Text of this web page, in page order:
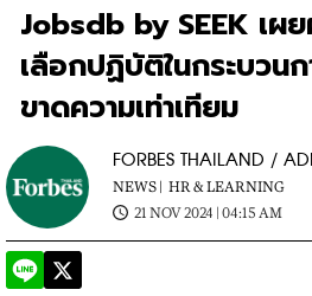
Jobsdb by SEEK เผ
เลือกปฏิบัติในกระบวน
ขาดความเท่าเทียม
FORBES THAILAND /
NEWS | HR & LEARNING
21 NOV 2024 | 04:15 AM